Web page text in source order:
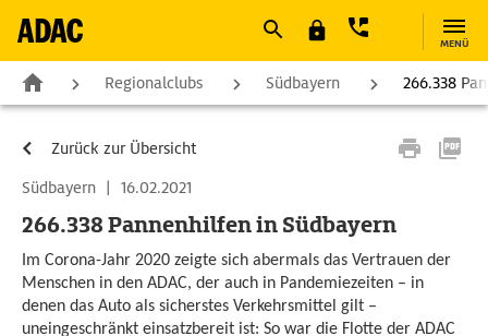
MENÜ
Regionalclubs Südbayern 266.338
Zurück zur Übersicht
Südbayern | 16.02.2021
266.338 Pannenhilfen in Südbayern
Im Corona-Jahr 2020 zeigte sich abermals das Vertrauen der
Menschen in den ADAC, der auch in Pandemiezeiten – in
denen das Auto als sicherstes Verkehrsmittel gilt –
uneingeschränkt einsatzbereit ist: So war die Flotte der ADAC